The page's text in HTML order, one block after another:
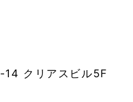
クリアスビル5F